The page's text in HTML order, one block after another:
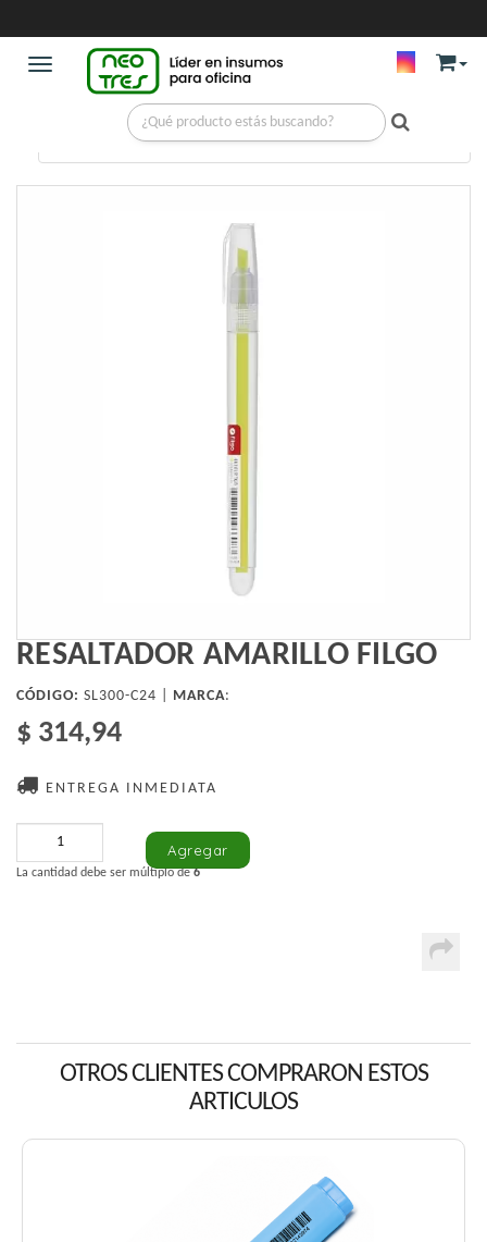
Toggle navigation
/RESALTADORES / RESALTADOR AMARILLO FILGO
RESALTADOR AMARILLO FILGO
CÓDIGO: SL300-C24 | MARCA:
$ 314,94
ENTREGA INMEDIATA
La cantidad debe ser múltiplo de 6
OTROS CLIENTES COMPRARON ESTOS
ARTICULOS